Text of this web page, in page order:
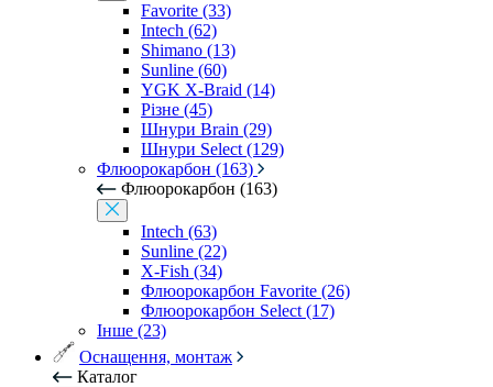
Favorite (33)
Intech (62)
Shimano (13)
Sunline (60)
YGK X-Braid (14)
Різне (45)
Шнури Brain (29)
Шнури Select (129)
Флюорокарбон (163)
Флюорокарбон (163)
Intech (63)
Sunline (22)
X-Fish (34)
Флюорокарбон Favorite (26)
Флюорокарбон Select (17)
Інше (23)
Оснащення, монтаж
Каталог